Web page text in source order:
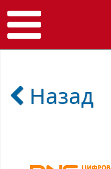
Назад